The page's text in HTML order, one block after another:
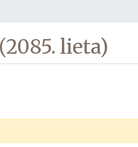
lieta)